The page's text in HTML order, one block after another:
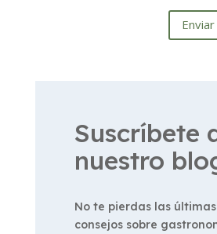
Suscríbete
nuestro
No te pierdas las
consejos sobre